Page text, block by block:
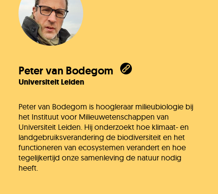
Peter van Bodegom
Universiteit Leiden
Peter van Bodegom is hoogleraar milieubiologie bij
het Instituut voor Milieuwetenschappen van
Universiteit Leiden. Hij onderzoekt hoe klimaat- en
landgebruiksverandering de biodiversiteit en het
functioneren van ecosystemen verandert en hoe
tegelijkertijd onze samenleving de natuur nodig
heeft.